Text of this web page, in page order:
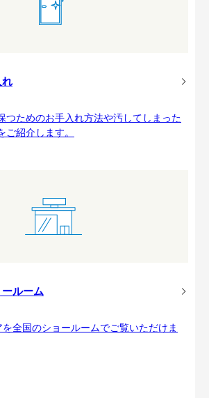
つためのお手入れ方法や汚してしまった
紹介します。
ルーム
全国のショールームでご覧いただけま